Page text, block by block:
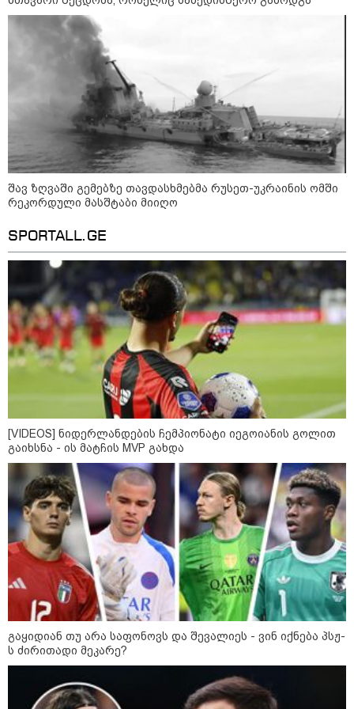
კატეგორიები
8
აგვისტო
დღის ზოგადი
ასტროლოგიური
პროგნოზი
8 აგვისტო ახალ შთაგონებასა და ემოციურ სიახლოვეს
მოიტანს. გაიზრდება ინტერესი შემოქმედებითი საქმიანობისა
და კულტურული ღონისძიებების მიმართ. საღამო
განსაკუთრებით ხელსაყრელია საყვარელ ადამიანებთან
დროის გასატარებლად და თბილი, გულახდილი
საუბრებისთვის.
აგვისტო აგარაკზე: ეს 5 საქმე
უნდა მოასწროთ შემოდგომის
შავ ზღვაში გემებზე თავდასხმებმა რუსეთ-უკრაინის ომში
რეკორდული მასშტაბი მიიღო
SPORTALL.GE
[VIDEOS] ნიდერლანდების ჩემპიონატი იეგოიანის გოლით
გაიხსნა - ის მატჩის MVP გახდა
გაყიდიან თუ არა საფონოვს და შევალიეს - ვინ იქნება პსჟ-
ს ძირითადი მეკარე?